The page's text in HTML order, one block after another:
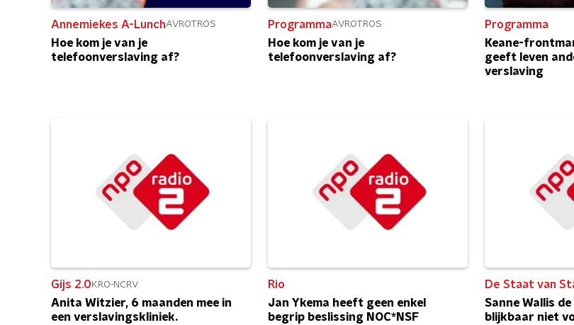
Annemiekes A-LunchAVROTROS
Hoe kom je van je
telefoonverslaving af?
ProgrammaAVROTROS
Hoe kom je van je
telefoonverslaving af?
Programma
Keane-
geeft leven
verslaving
Gijs 2.0 KRO-NCRV
Anita Witzier, 6 maanden mee in
een verslavingskliniek.
Rio
Jan Ykema heeft geen enkel
begrip beslissing NOC*NSF
De Staat van
Sanne Wallis
blijkbaar niet